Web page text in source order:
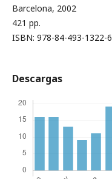
Barcelona, 2002
421 pp.
ISBN: 978-84-493-1322-6
Descargas